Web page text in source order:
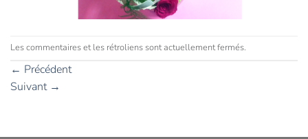
Les commentaires et les rétroliens sont actuellement fermés.
← Précédent
Suivant →